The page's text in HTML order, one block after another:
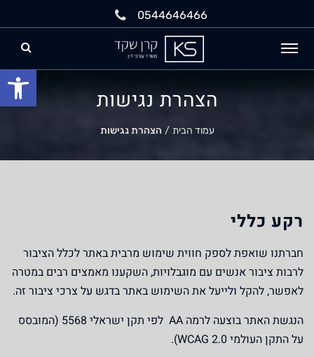
0544646466
הצהרת נגישות
עמוד הבית / הצהרת נגישות
רקע כללי
חברתנו שואפת לספק חווית שימוש מרבית באתר לכלל הציבור
לרבות ציבור אנשים עם מוגבלויות, השקענו מאמצים רבים במטרה
לאפשר, להקל ולייעל את השימוש באתר בדגש על צרכי ציבור זה.
הנגשת האתר בוצעה לרמה AA לפי תקן ישראלי 5568 (המובסס
על התקן העולמי WCAG 2.0).